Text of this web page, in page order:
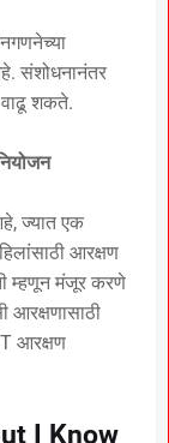
संशोधनानंतर
शकते.
ज्यात एक
आरक्षण
म्हणून मंजूर करणे
आरक्षण
I Know